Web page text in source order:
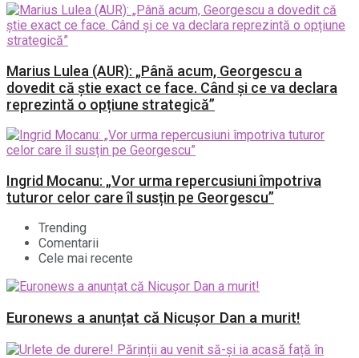
Marius Lulea (AUR): „Până acum, Georgescu a
dovedit că știe exact ce face. Când și ce va declara
reprezintă o opțiune strategică”
Ingrid Mocanu: „Vor urma repercusiuni împotriva
tuturor celor care îl susțin pe Georgescu”
Trending
Comentarii
Cele mai recente
Euronews a anunțat că Nicușor Dan a murit!